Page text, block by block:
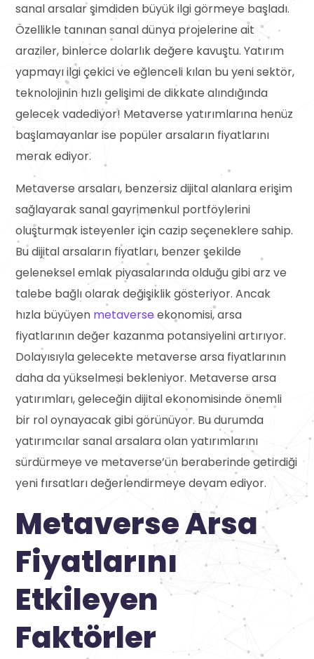
sanal arsalar şimdiden büyük ilgi görmeye başladı.
Özellikle tanınan sanal dünya projelerine ait
araziler, binlerce dolarlık değere kavuştu. Yatırım
yapmayı ilgi çekici ve eğlenceli kılan bu yeni sektör,
teknolojinin hızlı gelişimi de dikkate alındığında
gelecek vadediyor! Metaverse yatırımlarına henüz
başlamayanlar ise popüler arsaların fiyatlarını
merak ediyor.
Metaverse arsaları, benzersiz dijital alanlara erişim
sağlayarak sanal gayrimenkul portföylerini
oluşturmak isteyenler için cazip seçeneklere sahip.
Bu dijital arsaların fiyatları, benzer şekilde
geleneksel emlak piyasalarında olduğu gibi arz ve
talebe bağlı olarak değişiklik gösteriyor. Ancak
hızla büyüyen metaverseekonomisi, arsa
fiyatlarının değer kazanma potansiyelini artırıyor.
Dolayısıyla gelecekte metaverse arsa fiyatlarının
daha da yükselmesi bekleniyor. Metaverse arsa
yatırımları, geleceğin dijital ekonomisinde önemli
bir rol oynayacak gibi görünüyor. Bu durumda
yatırımcılar sanal arsalara olan yatırımlarını
sürdürmeye ve metaverse’ün beraberinde getirdiği
yeni fırsatları değerlendirmeye devam ediyor.
Metaverse Arsa
Fiyatlarını
Etkileyen
Faktörler